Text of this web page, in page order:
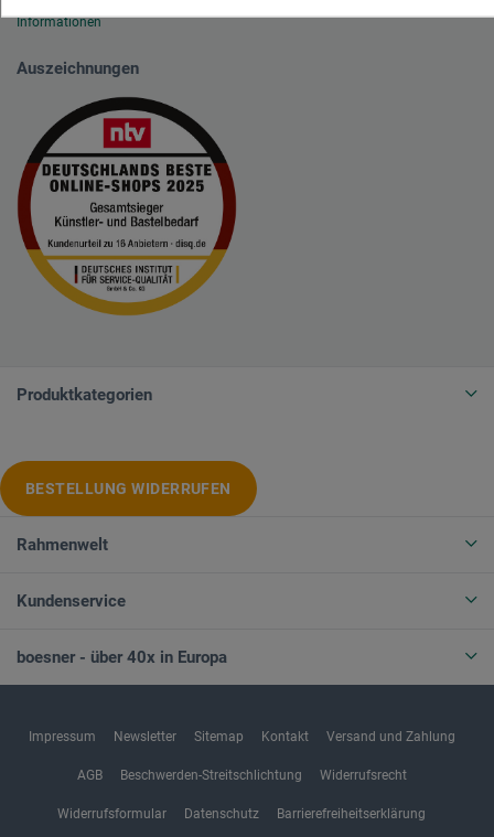
Informationen
Auszeichnungen
Produktkategorien
BESTELLUNG WIDERRUFEN
Rahmenwelt
Kundenservice
boesner - über 40x in Europa
Impressum Newsletter Sitemap Kontakt Versand und Zahlung
AGB Beschwerden-Streitschlichtung Widerrufsrecht
Widerrufsformular Datenschutz Barrierefreiheitserklärung